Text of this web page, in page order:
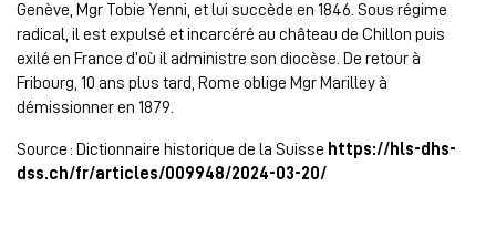
Genève, Mgr Tobie Yenni, et lui succède en 1846. Sous régime
radical, il est expulsé et incarcéré au château de Chillon puis
exilé en France d’où il administre son diocèse. De retour à
Fribourg, 10 ans plus tard, Rome oblige Mgr Marilley à
démissionner en 1879.
Source : Dictionnaire historique de la Suisse https://hls-dhs-
dss.ch/fr/articles/009948/2024-03-20/